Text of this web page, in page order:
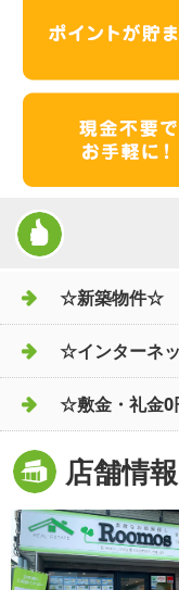
☆新築物件☆
☆インターネ
☆敷金・礼金
店舗情報